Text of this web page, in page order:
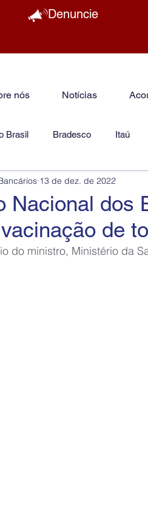
Denuncie
nós Notícias
Brasil Bradesco Itaú
Jurídico
Nacional dos
de
13 de dez. de 2022
do ministro, Ministério da